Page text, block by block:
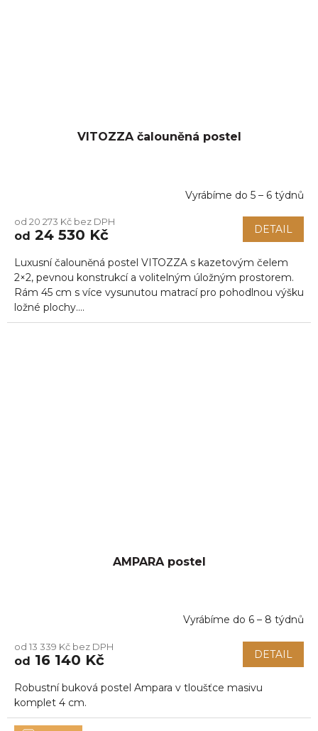
VITOZZA čalouněná postel
Vyrábíme do 5 – 6 týdnů
od 20 273 Kč bez DPH
od 24 530 Kč DETAIL
Luxusní čalouněná postel VITOZZA s kazetovým čelem
2×2, pevnou konstrukcí a volitelným úložným prostorem.
Rám 45 cm s více vysunutou matrací pro pohodlnou výšku
ložné plochy....
AMPARA postel
Vyrábíme do 6 – 8 týdnů
od 13 339 Kč bez DPH
od 16 140 Kč DETAIL
Robustní buková postel Ampara v tloušťce masivu
komplet 4 cm.